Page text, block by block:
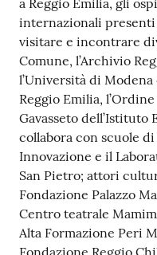
a Reggio Emilia, gli
internazionali
visitare e incontrare
Comune, l’Archivio
l’Università di Modena
Reggio Emilia,
Gavasseto dell’Istituto
collabora con scuole di
Innovazione e il
San Pietro; attori
Fondazione Palazzo
Centro teatrale
Alta Formazione Peri